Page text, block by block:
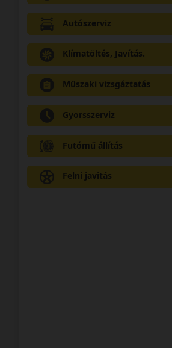
Autószerviz
Klímatöltés, Javítás.
Műszaki vizsgáztatás
Gyorsszerviz
Futómű állítás
Felni javitás